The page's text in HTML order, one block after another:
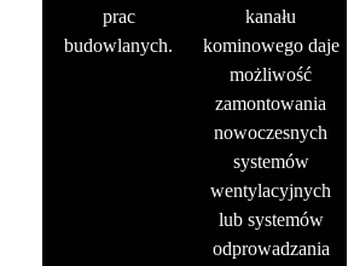
prac
budowlanych.
kanału
kominowego daje
możliwość
zamontowania
nowoczesnych
systemów
wentylacyjnych
lub systemów
odprowadzania